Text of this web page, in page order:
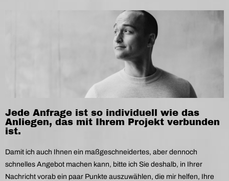
Jede Anfrage ist so individuell wie das
Anliegen, das mit Ihrem Projekt verbunden
ist.
Damit ich auch Ihnen ein maßgeschneidertes, aber dennoch
schnelles Angebot machen kann, bitte ich Sie deshalb, in Ihrer
Nachricht vorab ein paar Punkte auszuwählen, die mir helfen, Ihre